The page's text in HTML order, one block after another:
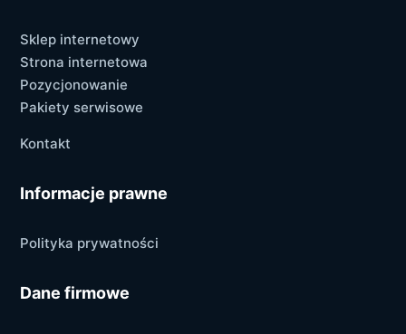
Sklep internetowy
Strona internetowa
Pozycjonowanie
Pakiety serwisowe
Kontakt
Informacje prawne
Polityka prywatności
Dane firmowe